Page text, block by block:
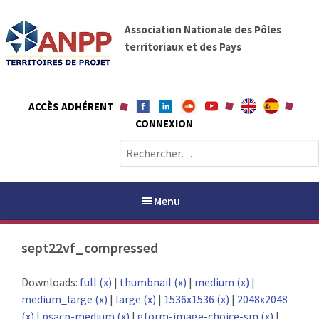
t
A
N
P
P
Association Nationale des Pôles
territoriaux et des Pays
ACCÈS ADHÉRENT
CONNEXION
e
c
c
e
r
Menu
ANPP
sept22vf_compressed
Downloads: full (x) | thumbnail (x) | medium (x) |
medium_large (x) | large (x) | 1536x1536 (x) | 2048x2048
(x) | psacp-medium (x) | gform-image-choice-sm (x) |